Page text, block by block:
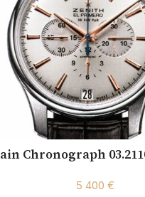
Chronograph
5 400 €